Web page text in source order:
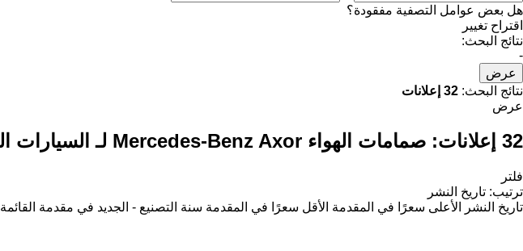
هل بعض عوامل التصفية مفقودة؟
اقتراح تغيير
نتائج البحث:
-
عرض
نتائج البحث: 32 إعلانات
عرض
32 إعلانات: صمامات الهواء Mercedes-Benz Axor لـ السيارات القاطرة
فلتر
ترتيب: تاريخ النشر
تاريخ النشر
الأعلى سعرًا في المقدمة الأقل سعرًا في المقدمة سنة التصنيع - الجديد في مقدمة القائمة